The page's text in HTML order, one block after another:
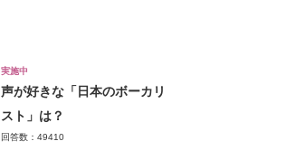
実施中
声が好きな「日本のボーカリ
スト」は？
回答数：49410